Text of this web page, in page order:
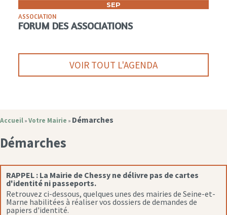
SEP
ASSOCIATION
FORUM DES ASSOCIATIONS
VOIR TOUT L'AGENDA
Accueil » Votre Mairie » Démarches
Démarches
RAPPEL : La Mairie de Chessy ne délivre pas de cartes
d'identité ni passeports.
Retrouvez ci-dessous, quelques unes des mairies de Seine-et-
Marne habilitées à réaliser vos dossiers de demandes de
papiers d'identité.